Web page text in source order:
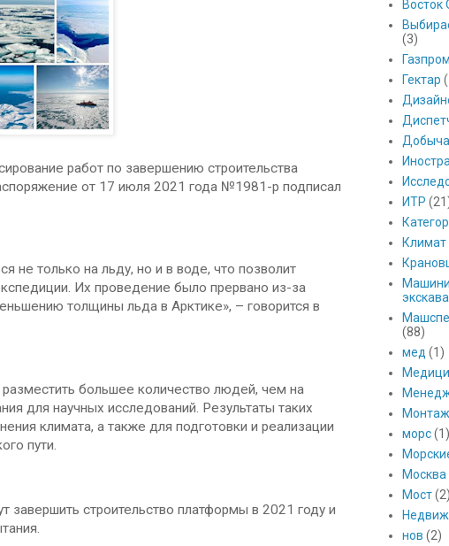
работ по завершению строительства
от 17 июля 2021 года №1981-р подписал
не только на льду, но и в воде, что позволит
Их проведение было прервано из-за
толщины льда в Арктике», – говорится в
большее количество людей, чем на
для научных исследований. Результаты таких
климата, а также для подготовки и реализации
пути.
завершить строительство платформы в 2021 году и
Восток
(3)
Гектар
Добыча
ИТР
Климат
(88)
мед (1)
морс (1)
Москва
Мост
нов (2)